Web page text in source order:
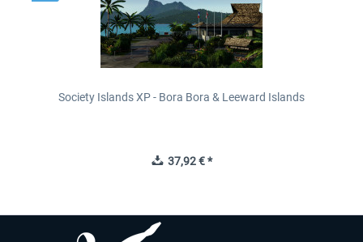
Society Islands XP - Bora Bora & Leeward Islands
37,92 € *